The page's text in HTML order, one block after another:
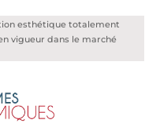
esthétique totalement
vigueur dans le marché